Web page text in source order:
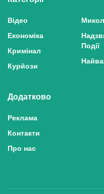
Відео
Економіка
Кримінал
Курйози
Події
Додатково
Реклама
Контакти
Про нас